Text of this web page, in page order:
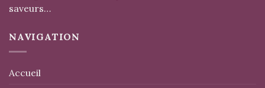
saveurs…
NAVIGATION
Accueil